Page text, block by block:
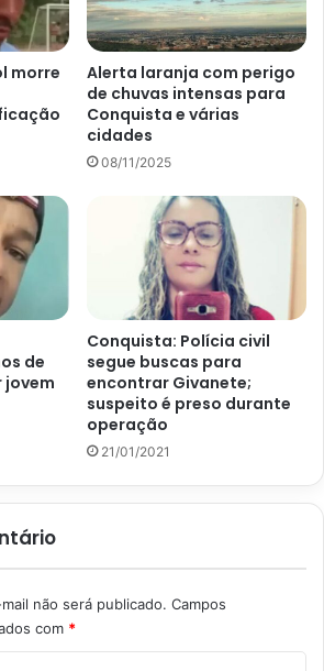
morre
Alerta laranja com perigo
de chuvas intensas para
Conquista e várias
cidades
08/11/2025
de
Conquista: Polícia civil
segue buscas para
encontrar Givanete;
suspeito é preso durante
operação
21/01/2021
não será publicado. Campos
com *